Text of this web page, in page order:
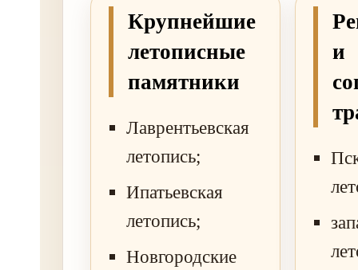
Крупнейшие
летописные
памятники
Лаврентьевская
летопись;
Ипатьевская
летопись;
Новгородские
и